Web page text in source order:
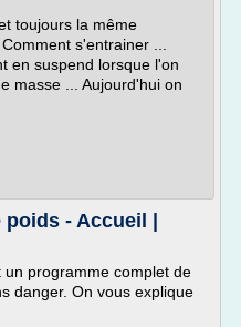
toujours la même
s'entrainer ...
en suspend lorsque l'on
masse ... Aujourd'hui on
- Accueil |
programme complet de
danger. On vous explique